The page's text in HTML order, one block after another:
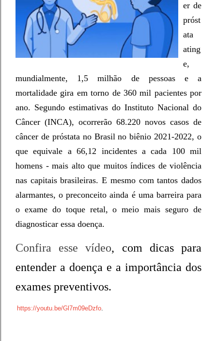
er de
próst
ata
ating
e,
mundialmente, 1,5 milhão de pessoas e a
mortalidade gira em torno de 360 mil pacientes por
ano. Segundo estimativas do Instituto Nacional do
Câncer (INCA), ocorrerão 68.220 novos casos de
câncer de próstata no Brasil no biênio 2021-2022, o
que equivale a 66,12 incidentes a cada 100 mil
homens - mais alto que muitos índices de violência
nas capitais brasileiras. E mesmo com tantos dados
alarmantes, o preconceito ainda é uma barreira para
o exame do toque retal, o meio mais seguro de
diagnosticar essa doença.
Confira esse vídeo, com dicas para
entender a doença e a importância dos
exames preventivos.
https://youtu.be/Gl7m09eDzfo.